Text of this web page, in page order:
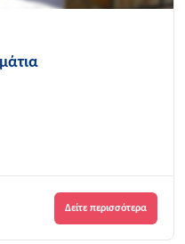
Δείτε περισσότερα